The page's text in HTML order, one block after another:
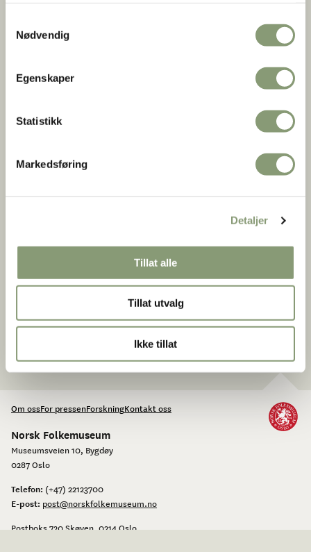
Nødvendig
Egenskaper
Statistikk
Markedsføring
Detaljer
Tillat alle
Tillat utvalg
Ikke tillat
Farmasihistorisk Museum.
Stemmerett ved Norsk Farmasihistorisk Museums
fremvisning av medlemsbevis.
Om ossFor pressenForskningKontakt oss
Norsk Folkemuseum
Museumsveien 10, Bygdøy
0287 Oslo
Telefon: (+47) 22123700
E-post: post@norskfolkemuseum.no
Postboks 720 Skøyen, 0214 Oslo